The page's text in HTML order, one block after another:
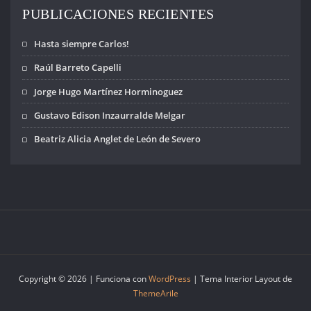
PUBLICACIONES RECIENTES
Hasta siempre Carlos!
Raúl Barreto Capelli
Jorge Hugo Martínez Horminoguez
Gustavo Edison Inzaurralde Melgar
Beatriz Alicia Anglet de León de Severo
Copyright © 2026 | Funciona conWordPress | Tema Interior Layout de
ThemeArile